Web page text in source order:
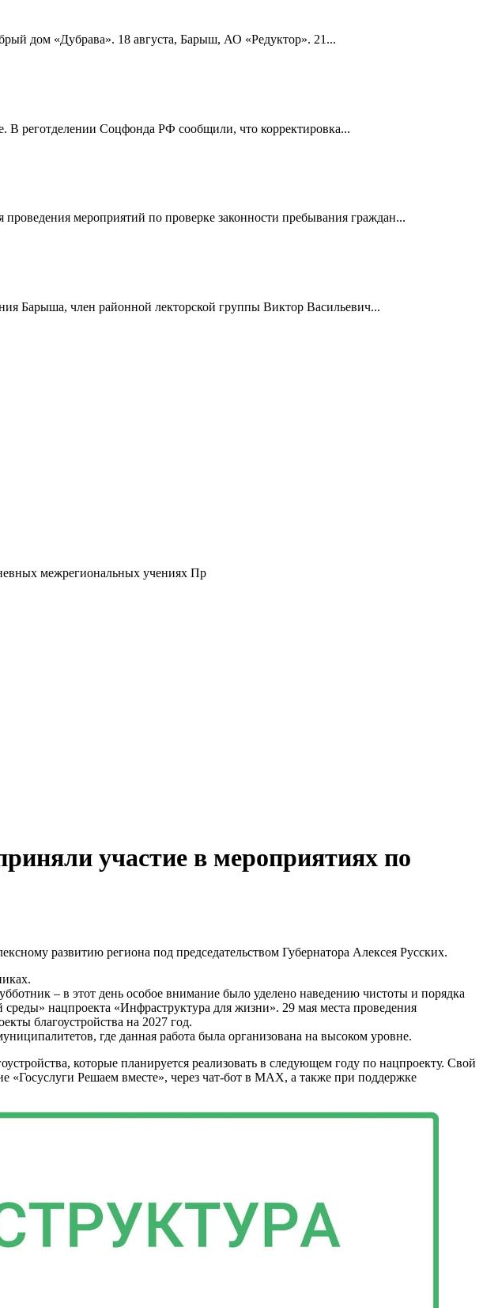
дом «Дубрава». 18 августа, Барыш, АО «Редуктор». 21...
В реготделении Соцфонда РФ сообщили, что корректировка...
мероприятий по проверке законности пребывания граждан...
Барыша, член районной лекторской группы Виктор Васильевич...
межрегиональных учениях Пр
участие в мероприятиях по
развитию региона под председательством Губернатора Алексея Русских.
– в этот день особое внимание было уделено наведению чистоты и порядка
нацпроекта «Инфраструктура для жизни». 29 мая места проведения
благоустройства на 2027 год.
где данная работа была организована на высоком уровне.
которые планируется реализовать в следующем году по нацпроекту. Свой
«Госуслуги Решаем вместе», через чат-бот в MAX, а также при поддержке